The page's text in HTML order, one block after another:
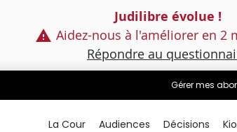
Judilibre évolue !
Aidez-nous à l'améliorer en 2
Répondre au
Gérer mes
La Cour Audiences Décisions